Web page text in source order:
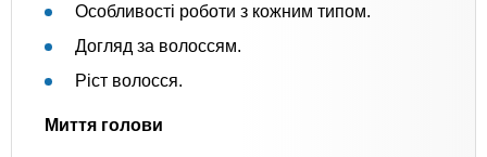
Особливості роботи з кожним типом.
Догляд за волоссям.
Ріст волосся.
Миття голови